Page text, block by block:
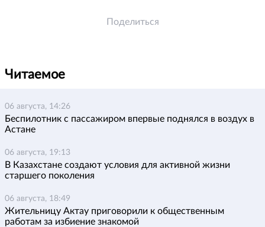
Поделиться
Читаемое
06 августа, 14:26
Беспилотник с пассажиром впервые поднялся в воздух в
Астане
06 августа, 19:13
В Казахстане создают условия для активной жизни
старшего поколения
06 августа, 18:49
Жительницу Актау приговорили к общественным
работам за избиение знакомой